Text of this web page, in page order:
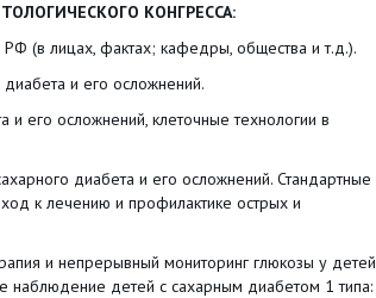
КОНГРЕССА:
лицах, фактах; кафедры, общества и т.д.).
и его осложнений.
осложнений, клеточные технологии в
диабета и его осложнений. Стандартные
к лечению и профилактике острых и
и непрерывный мониторинг глюкозы у детей
наблюдение детей с сахарным диабетом 1 типа: